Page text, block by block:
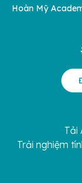
Hoàn Mỹ
Tải
Trải nghiệm